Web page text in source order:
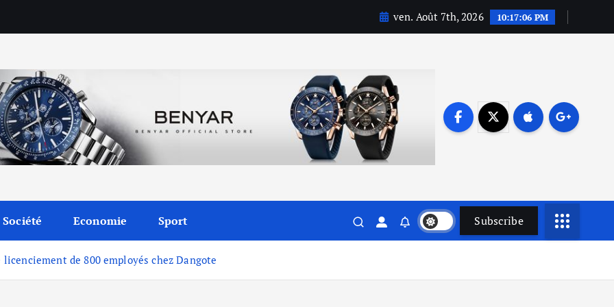
ven. Août 7th, 2026 10:17:07 PM
Société Economie Sport Subscribe
de 800 employés chez Dangote